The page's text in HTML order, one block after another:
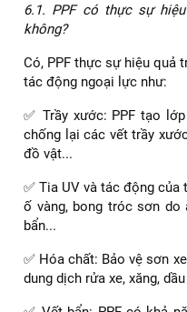
♻️ Standard T65
♻️ ARI - Pro U65
♻️ ARI Premium U75
♻️ ARI Super U100